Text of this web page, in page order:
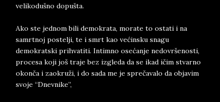
velikodušno dopušta.
Ako ste jednom bili demokrata, morate to ostati i na
samrtnoj postelji, te i smrt kao većinsku snagu
demokratski prihvatiti. Intimno osećanje nedovršenosti,
procesa koji još traje bez izgleda da se ikad ičim stvarno
okonča i zaokruži, i do sada me je sprečavalo da objavim
svoje “Dnevnike”,